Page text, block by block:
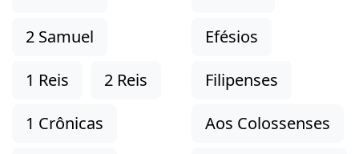
2 Samuel
1 Reis
2 Reis
1 Crônicas
Efésios
Filipenses
Aos Colossenses